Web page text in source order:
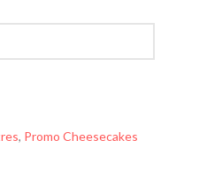
, Promo Cheesecakes